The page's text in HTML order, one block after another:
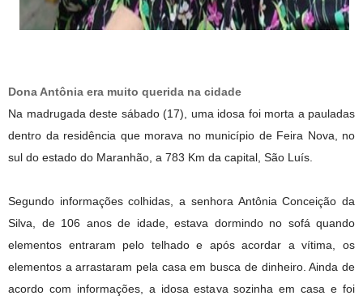
Dona Antônia era muito querida na cidade
Na madrugada deste sábado (17), uma idosa foi morta a pauladas
dentro da residência que morava no município de Feira Nova, no
sul do estado do Maranhão, a 783 Km da capital, São Luís.
Segundo informações colhidas, a senhora Antônia Conceição da
Silva, de 106 anos de idade, estava dormindo no sofá quando
elementos entraram pelo telhado e após acordar a vítima, os
elementos a arrastaram pela casa em busca de dinheiro. Ainda de
acordo com informações, a idosa estava sozinha em casa e foi